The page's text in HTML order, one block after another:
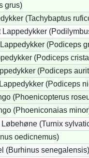
grus)
(Tachybaptus
(Podiceps
(Podiceps
(Podiceps
(Podiceps
(Phoenicopterus
(Phoeniconaias
(Turnix
oedicnemus)
(Burhinus senegalensis)